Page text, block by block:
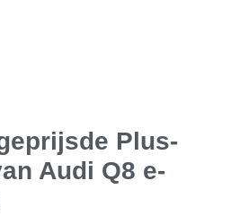
Plus-
Audi Q8 e-